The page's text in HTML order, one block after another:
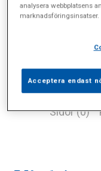
Alla (0)
Sidor (0)
analysera webbplatsens
marknadsföringsinsatser.
Acceptera endast